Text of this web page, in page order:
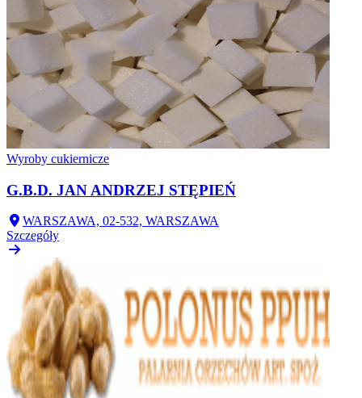
Wyroby cukiernicze
G.B.D. JAN ANDRZEJ STĘPIEŃ
WARSZAWA, 02-532, WARSZAWA
Szczegóły